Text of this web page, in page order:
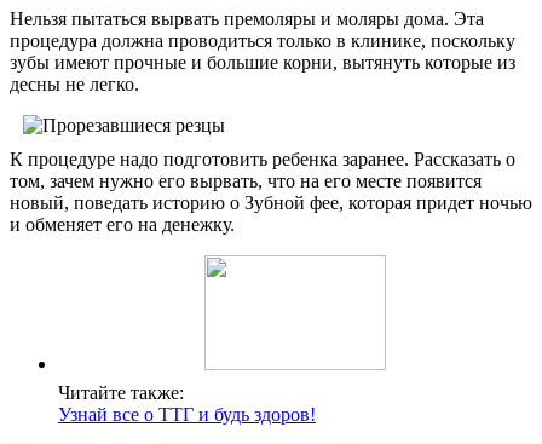
Нельзя пытаться вырвать премоляры и моляры дома. Эта
процедура должна проводиться только в клинике, поскольку
зубы имеют прочные и большие корни, вытянуть которые из
десны не легко.
К процедуре надо подготовить ребенка заранее. Рассказать о
том, зачем нужно его вырвать, что на его месте появится
новый, поведать историю о Зубной фее, которая придет ночью
и обменяет его на денежку.
Читайте также:
Узнай все о ТТГ и будь здоров!